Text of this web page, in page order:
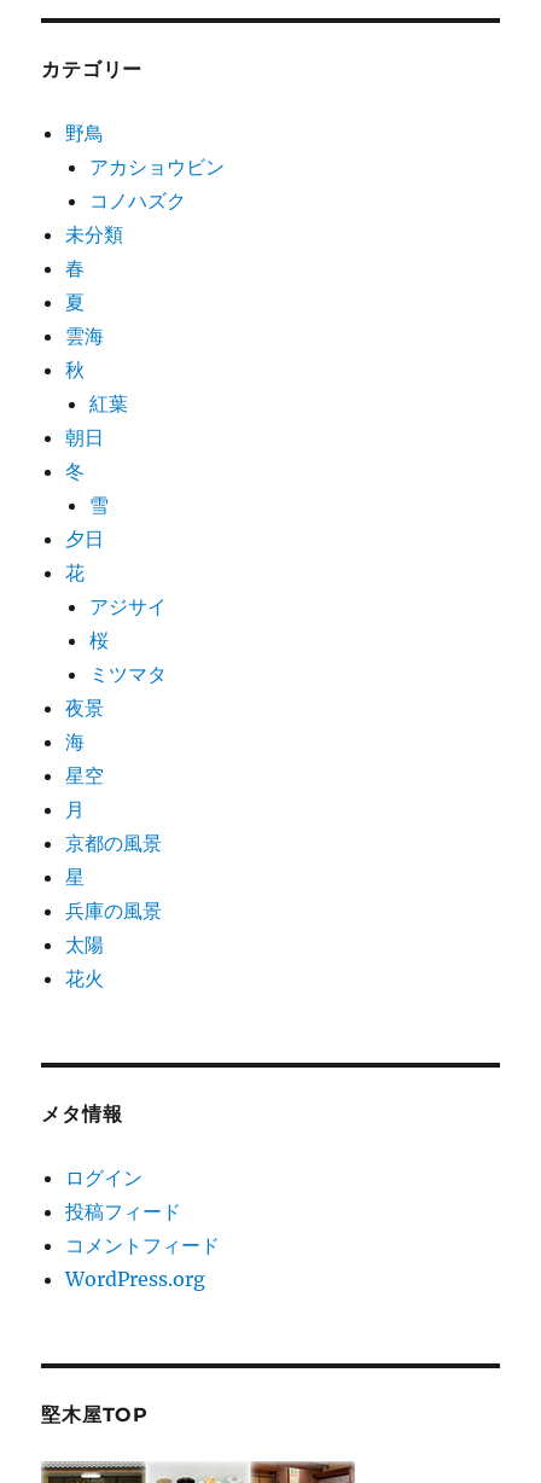
カテゴリー
野鳥
アカショウビン
コノハズク
未分類
春
夏
雲海
秋
紅葉
朝日
冬
雪
夕日
花
アジサイ
桜
ミツマタ
夜景
海
星空
月
京都の風景
星
兵庫の風景
太陽
花火
メタ情報
ログイン
投稿フィード
コメントフィード
WordPress.org
堅木屋TOP